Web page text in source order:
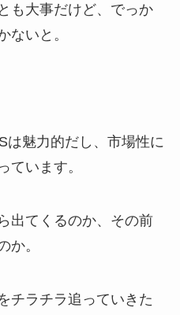
も大事だけど、でっか
ないと。
は魅力的だし、市場性に
ています。
出てくるのか、その前
か。
チラチラ追っていきた